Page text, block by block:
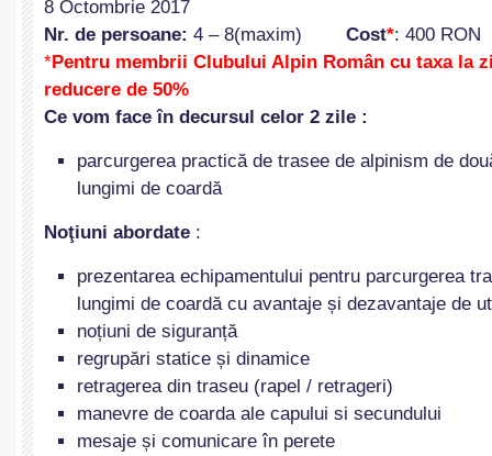
8 Octombrie 2017
Nr. de persoane: 4 – 8(maxim) Cost*: 400 RON
*Pentru membrii Clubului Alpin Român cu taxa la
reducere de 50%
Ce vom face în decursul celor 2 zile :
parcurgerea practică de trasee de alpinism de
lungimi de coardă
Noţiuni abordate :
prezentarea echipamentului pentru parcurgerea
lungimi de coardă cu avantaje și dezavantaje de
noțiuni de siguranță
regrupări statice și dinamice
retragerea din traseu (rapel / retrageri)
manevre de coarda ale capului si secundului
mesaje și comunicare în perete